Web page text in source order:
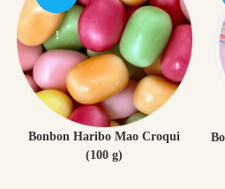
!
Bonbon Haribo Mao Croqui
(100 g)